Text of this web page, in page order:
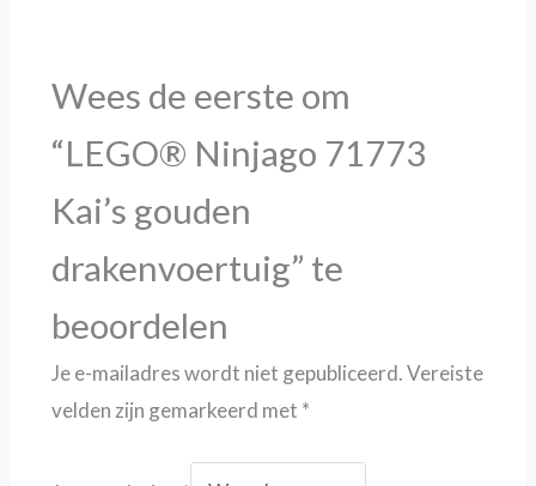
Wees de eerste om
“LEGO® Ninjago 71773
Kai’s gouden
drakenvoertuig” te
beoordelen
Je e-mailadres wordt niet gepubliceerd.Vereiste
velden zijn gemarkeerd met *